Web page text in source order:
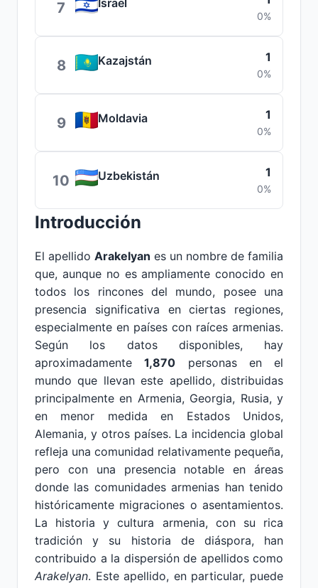
7 Israel
0%
8 Kazajstán 1
0%
9 Moldavia 1
0%
10 Uzbekistán 1
0%
Introducción
El apellido Arakelyan es un nombre de familia
que, aunque no es ampliamente conocido en
todos los rincones del mundo, posee una
presencia significativa en ciertas regiones,
especialmente en países con raíces armenias.
Según los datos disponibles, hay
aproximadamente1,870 personas en el
mundo que llevan este apellido, distribuidas
principalmente en Armenia, Georgia, Rusia, y
en menor medida en Estados Unidos,
Alemania, y otros países. La incidencia global
refleja una comunidad relativamente pequeña,
pero con una presencia notable en áreas
donde las comunidades armenias han tenido
históricamente migraciones o asentamientos.
La historia y cultura armenia, con su rica
tradición y su historia de diáspora, han
contribuido a la dispersión de apellidos como
Arakelyan. Este apellido, en particular, puede